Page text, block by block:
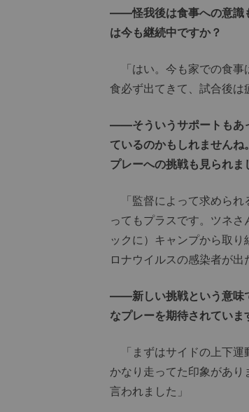
――怪我後は食事への意識
は今も継続中ですか？
「はい。今も家での食事
食必ず出てきて、試合後は
――そういうサポートもあ
ているのかもしれませんね
プレーへの挑戦も見られま
「監督によって求められ
ってもプラスです。ツネ
ックに）キャンプから取
ロナウイルスの感染者が
――新しい挑戦という意味
なプレーを期待されていま
「まずはサイドの上下運
かなり走ってた印象があり
言われました」